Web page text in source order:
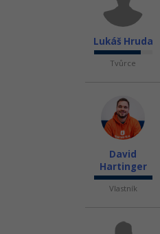
Lukáš Hruda
Tvůrce
David
Hartinger
Vlastník